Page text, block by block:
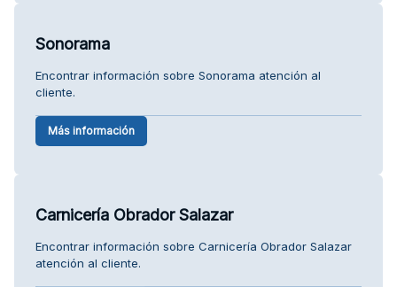
Sonorama
Encontrar información sobre Sonorama atención al
cliente.
Más información
Carnicería Obrador Salazar
Encontrar información sobre Carnicería Obrador Salazar
atención al cliente.